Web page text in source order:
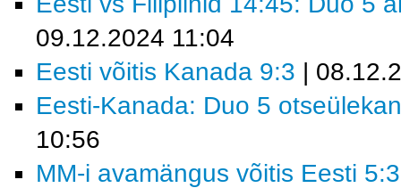
09.12.2024 11:04
Eesti võitis Kanada 9:3 |
Eesti-Kanada: Duo 5
10:56
MM-i avamängus võitis Eesti